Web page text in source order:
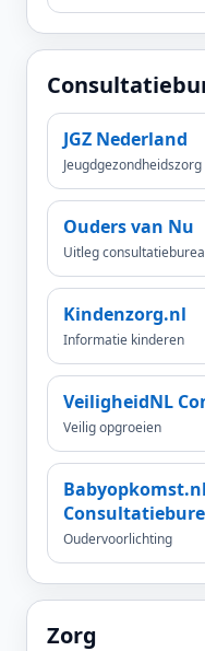
JGZ Nederland
Jeugdgezondheidszorg
Ouders van Nu
Uitleg
Kindenzorg.nl
Informatie kinderen
VeiligheidNL
Veilig opgroeien
Oudervoorlichting
Zorg